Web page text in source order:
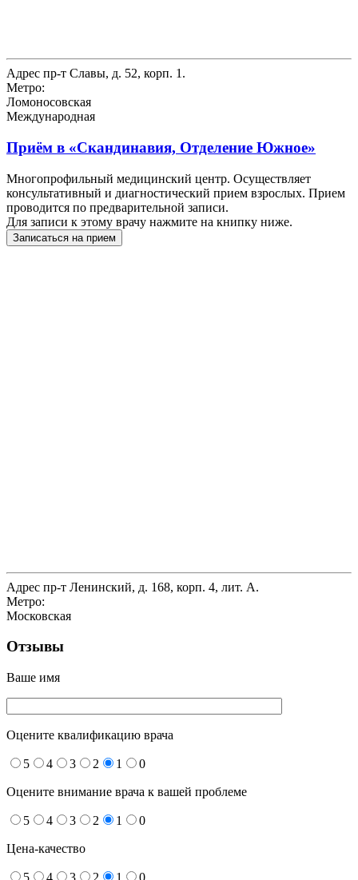
Адрес пр-т Славы, д. 52, корп. 1.
Метро:
Ломоносовская
Международная
Приём в «Скандинавия, Отделение Южное»
Многопрофильный медицинский центр. Осуществляет
консультативный и диагностический прием взрослых. Прием
проводится по предварительной записи.
Для записи к этому врачу нажмите на книпку ниже.
Записаться на прием
Адрес пр-т Ленинский, д. 168, корп. 4, лит. А.
Метро:
Московская
Отзывы
Ваше имя
Оцените квалификацию врача
5 4 3 2 1 0
Оцените внимание врача к вашей проблеме
5 4 3 2 1 0
Цена-качество
5 4 3 2 1 0